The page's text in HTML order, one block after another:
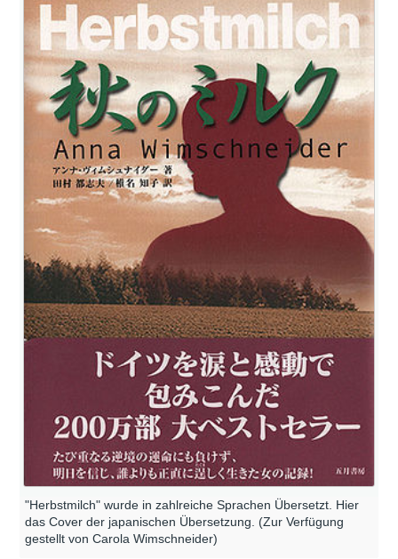
"Herbstmilch" wurde in zahlreiche Sprachen Übersetzt. Hier
das Cover der japanischen Übersetzung. (Zur Verfügung
gestellt von Carola Wimschneider)